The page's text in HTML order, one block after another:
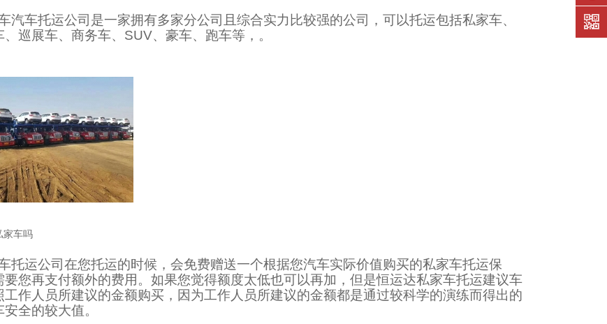
汽车托运公司是一家拥有多家分公司且综合实力比较强的公司，可以托运包括私家车、
巡展车、商务车、SUV、豪车、跑车等，。
家车吗
托运公司在您托运的时候，会免费赠送一个根据您汽车实际价值购买的私家车托运保
要您再支付额外的费用。如果您觉得额度太低也可以再加，但是恒运达私家车托运建议车
工作人员所建议的金额购买，因为工作人员所建议的金额都是通过较科学的演练而得出的
全的较大值。
在线留